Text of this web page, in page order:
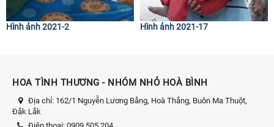
Hình ảnh 2021-2 Hình ảnh 2021-17
HOA TÌNH THƯƠNG - NHÓM NHỎ HOÀ BÌNH
Địa chỉ: 162/1 Nguyễn Lương Bằng, Hoà Thắng, Buôn Ma Thuột,
Đắk Lắk